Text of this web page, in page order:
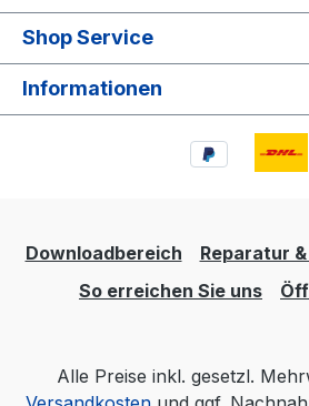
Shop Service
Informationen
Downloadbereich
Reparatur
So erreichen Sie uns
Alle Preise inkl. gesetzl.